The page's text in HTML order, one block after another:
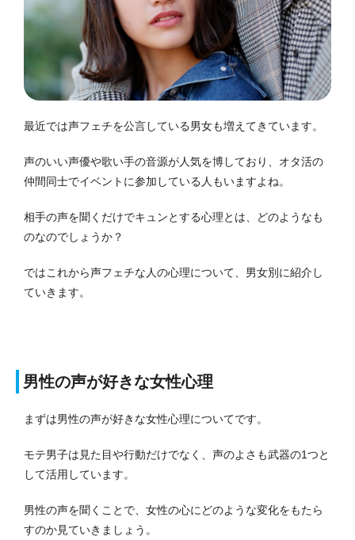
最近では声フェチを公言している男女も増えてきています。
声のいい声優や歌い手の音源が人気を博しており、オタ活の
仲間同士でイベントに参加している人もいますよね。
相手の声を聞くだけでキュンとする心理とは、どのようなも
のなのでしょうか？
ではこれから声フェチな人の心理について、男女別に紹介し
ていきます。
男性の声が好きな女性心理
まずは男性の声が好きな女性心理についてです。
モテ男子は見た目や行動だけでなく、声のよさも武器の1つと
して活用しています。
男性の声を聞くことで、女性の心にどのような変化をもたら
すのか見ていきましょう。